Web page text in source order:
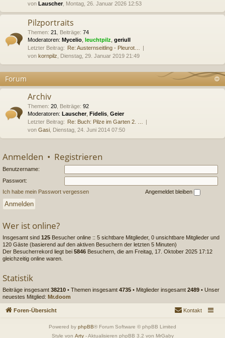
von Lauscher, Montag, 26. Januar 2026 12:53
Pilzportraits
Themen: 21 Beiträge: 74
Moderatoren: Mycelio leuchtpilz geriull
Letzter Beitrag: Re: Austernseitling - Pleurot…
von kornpilz , Dienstag, 29. Januar 2019 21:49
Forum
Archiv
Themen: 20 Beiträge: 92
Moderatoren: Lauscher, Fidelis Geier
Letzter Beitrag: Re: Buch: Pilze im Garten 2. …
von Gasi , Dienstag, 24. Juni 2014 07:50
Anmelden • Registrieren
Benutzername:
Passwort:
Ich habe mein Passwort vergessen
Angemeldet bleiben
Wer ist online?
Insgesamt sind 125 Besucher online :: 5 sichtbare Mitglieder, 0 unsichtbare Mitglieder und
120 Gäste (basierend auf den aktiven Besuchern der letzten 5 Minuten)
Der Besucherrekord liegt bei 5846 Besuchern, die am Freitag, 17. Oktober 2025 17:12
gleichzeitig online waren.
Statistik
Beiträge insgesamt 38210 • Themen insgesamt 4735 • Mitglieder insgesamt 2489 • Unser
neuestes Mitglied: Mr.doom
Foren-Übersicht Kontakt
Powered by phpBB® Forum Software © phpBB Limited
Style von Arty- Aktualisieren phpBB 3.2 von MrGaby